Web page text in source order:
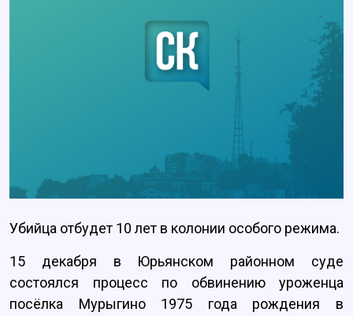
Убийца отбудет 10 лет в колонии особого режима.
15 декабря в Юрьянском районном суде
состоялся процесс по обвинению уроженца
посёлка Мурыгино 1975 года рождения в